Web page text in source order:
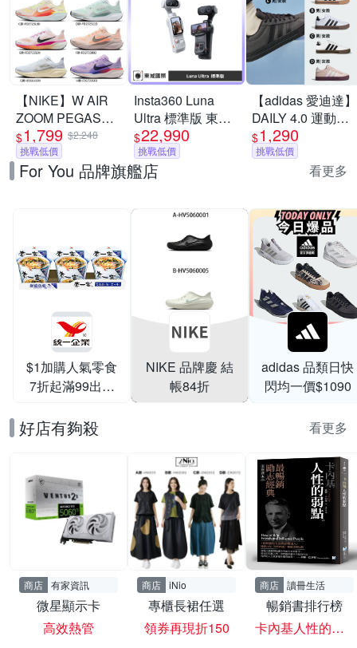
【NIKE】W AIR
ZOOM PEGASUS
41 慢跑鞋 休閒鞋
運動鞋 走路鞋 日
常穿搭 低筒 男女
$1,799 $2,248
挑戰低價
Insta360 Luna
Ultra 標準版 東城
代理商公司貨
$22,990
挑戰低價
【adidas 愛迪達】
DAILY 4.0 運動休
閒鞋 男鞋/女鞋 (多
款任選)
$1,290
挑戰低價
For You 品牌旗艦店 看更多
$1加購人氣零食
7折起滿99出貨
NIKE 品牌慶 結
帳84折
adidas 品類日快
閃均一價$1090
好店有夠殺 看更多
商店 有家資訊
微星顯示卡
高效熱管
商店 iNio
專櫃長裙任選
領券再現折150
商店 讀冊生活
暢銷書排行榜
卡內基人性的弱點